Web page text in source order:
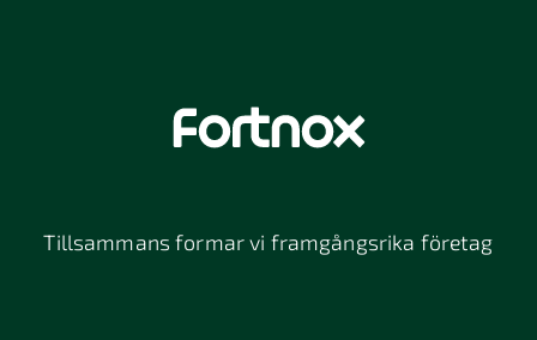
Tillsammans formar vi framgångsrika företag